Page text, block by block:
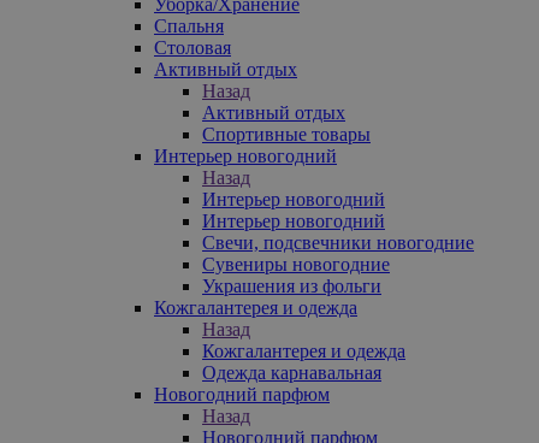
Спальня
Столовая
Активный отдых
Назад
Активный отдых
Спортивные товары
Интерьер новогодний
Назад
Интерьер новогодний
Интерьер новогодний
Свечи, подсвечники новогодние
Сувениры новогодние
Украшения из фольги
Кожгалантерея и одежда
Назад
Кожгалантерея и одежда
Одежда карнавальная
Новогодний парфюм
Назад
Новогодний парфюм